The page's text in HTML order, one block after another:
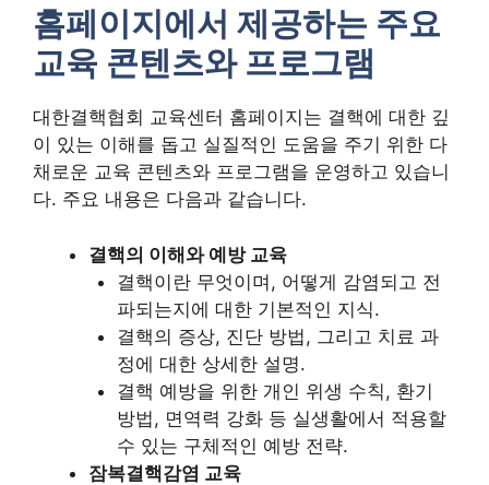
홈페이지에서 제공하는 주요
교육 콘텐츠와 프로그램
대한결핵협회 교육센터 홈페이지는 결핵에 대한 깊
이 있는 이해를 돕고 실질적인 도움을 주기 위한 다
채로운 교육 콘텐츠와 프로그램을 운영하고 있습니
다. 주요 내용은 다음과 같습니다.
결핵의 이해와 예방 교육
결핵이란 무엇이며, 어떻게 감염되고 전
파되는지에 대한 기본적인 지식.
결핵의 증상, 진단 방법, 그리고 치료 과
정에 대한 상세한 설명.
결핵 예방을 위한 개인 위생 수칙, 환기
방법, 면역력 강화 등 실생활에서 적용할
수 있는 구체적인 예방 전략.
잠복결핵감염 교육